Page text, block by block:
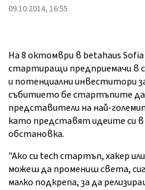
09.10.2014, 16:55
На 8 октомври в betahaus
стартиращи предприемачи в
и потенциални инвеститори
събитието бе стартъпите да
представители на най-
като представят идеите си в
обстановка.
"Ако си tech стартъп, хакер
можеш да промениш света,
малко подкрепа, за да